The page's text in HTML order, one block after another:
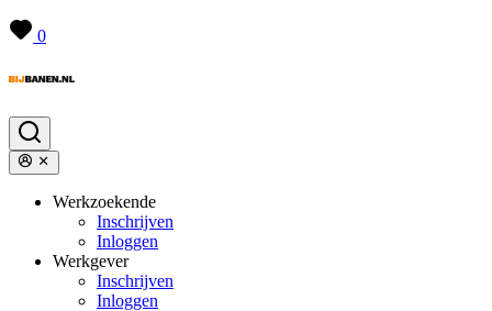
0
Werkzoekende
Inschrijven
Inloggen
Werkgever
Inschrijven
Inloggen